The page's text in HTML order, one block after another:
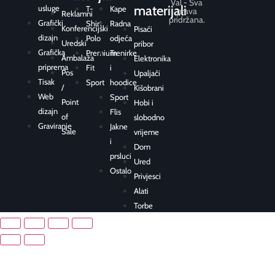
usluge
Grafički
dizajn
Grafička
priprema
Tisak
Web
dizajn
Graviranje
Reklamni
Konferencijski
Uredski
Ambalaža
Pos
/
Point
of
Sale
T-
Shirt
Polo
Premium
Fit
Sport
Kape
Radna
odjeća
Trenirke
i
hoodice
Sport
Flis
Jakne
i
prsluci
Ostalo
materijali
Pisaći
pribor
Elektronika
Upaljači
Kišobrani
Hobi i
slobodno
vrijeme
Dom
Ured
Privjesci
Alati
Torbe
Val - Sva
prava
pridržana.